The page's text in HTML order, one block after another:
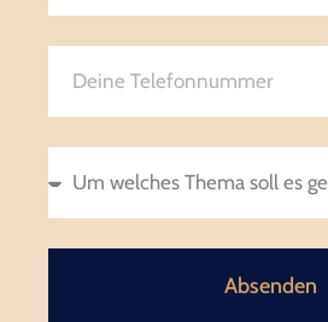
Absenden